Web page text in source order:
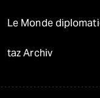
Le Monde
taz Archiv